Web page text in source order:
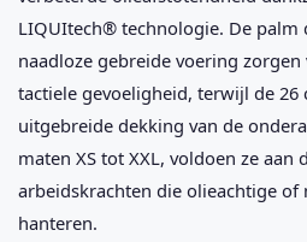
LIQUItech® technologie. De palm
naadloze gebreide voering
tactiele gevoeligheid, terwijl de 26
uitgebreide dekking van de
maten XS tot XXL, voldoen ze aan
arbeidskrachten die olieachtige of
hanteren.